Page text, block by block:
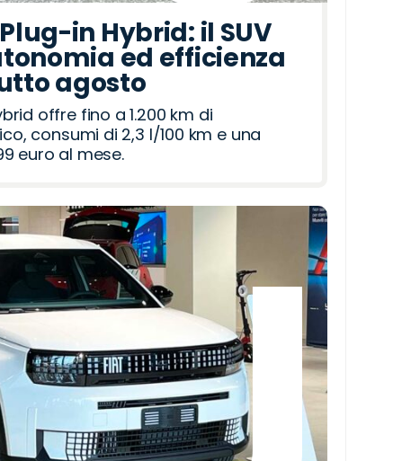
in Hybrid: il SUV
ed efficienza
agosto
offre fino a 1.200 km di
consumi di 2,3 l/100 km e una
euro al mese.